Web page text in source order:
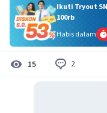
Ikuti Tryout
100rb
Habis dalam
15 2